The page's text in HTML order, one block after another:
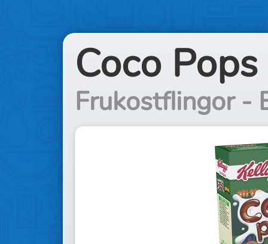
Coco Pops
Frukostflingor -